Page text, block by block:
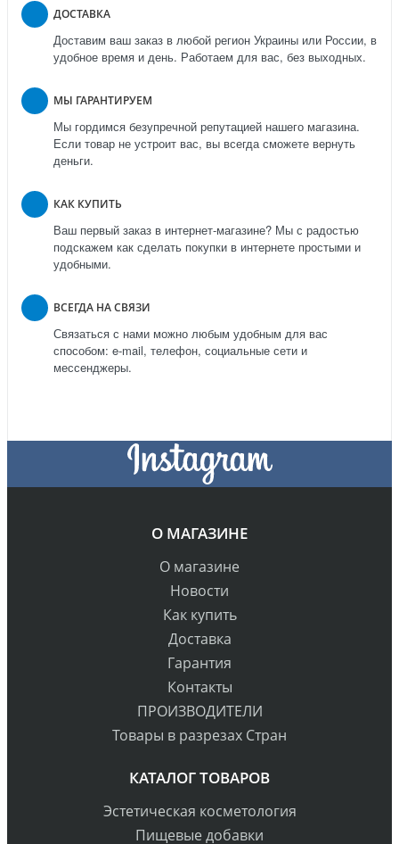
ДОСТАВКА
Доставим ваш заказ в любой регион Украины или России, в
удобное время и день. Работаем для вас, без выходных.
МЫ ГАРАНТИРУЕМ
Мы гордимся безупречной репутацией нашего магазина.
Если товар не устроит вас, вы всегда сможете вернуть
деньги.
КАК КУПИТЬ
Ваш первый заказ в интернет-магазине? Мы с радостью
подскажем как сделать покупки в интернете простыми и
удобными.
ВСЕГДА НА СВЯЗИ
Связаться с нами можно любым удобным для вас
способом: e-mail, телефон, социальные сети и
мессенджеры.
О МАГАЗИНЕ
О магазине
Новости
Как купить
Доставка
Гарантия
Контакты
ПРОИЗВОДИТЕЛИ
Товары в разрезах Стран
КАТАЛОГ ТОВАРОВ
Эстетическая косметология
Пищевые добавки